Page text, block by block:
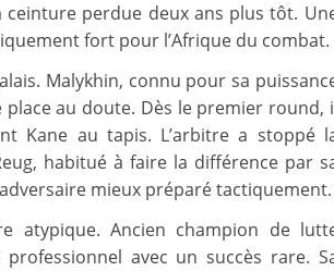
ceinture perdue deux ans plus tôt.
fort pour l’Afrique du combat.
Malykhin, connu pour sa
place au doute. Dès le premier round,
Kane au tapis. L’arbitre a stoppé
habitué à faire la différence par
mieux préparé tactiquement.
atypique. Ancien champion de
avec un succès rare.